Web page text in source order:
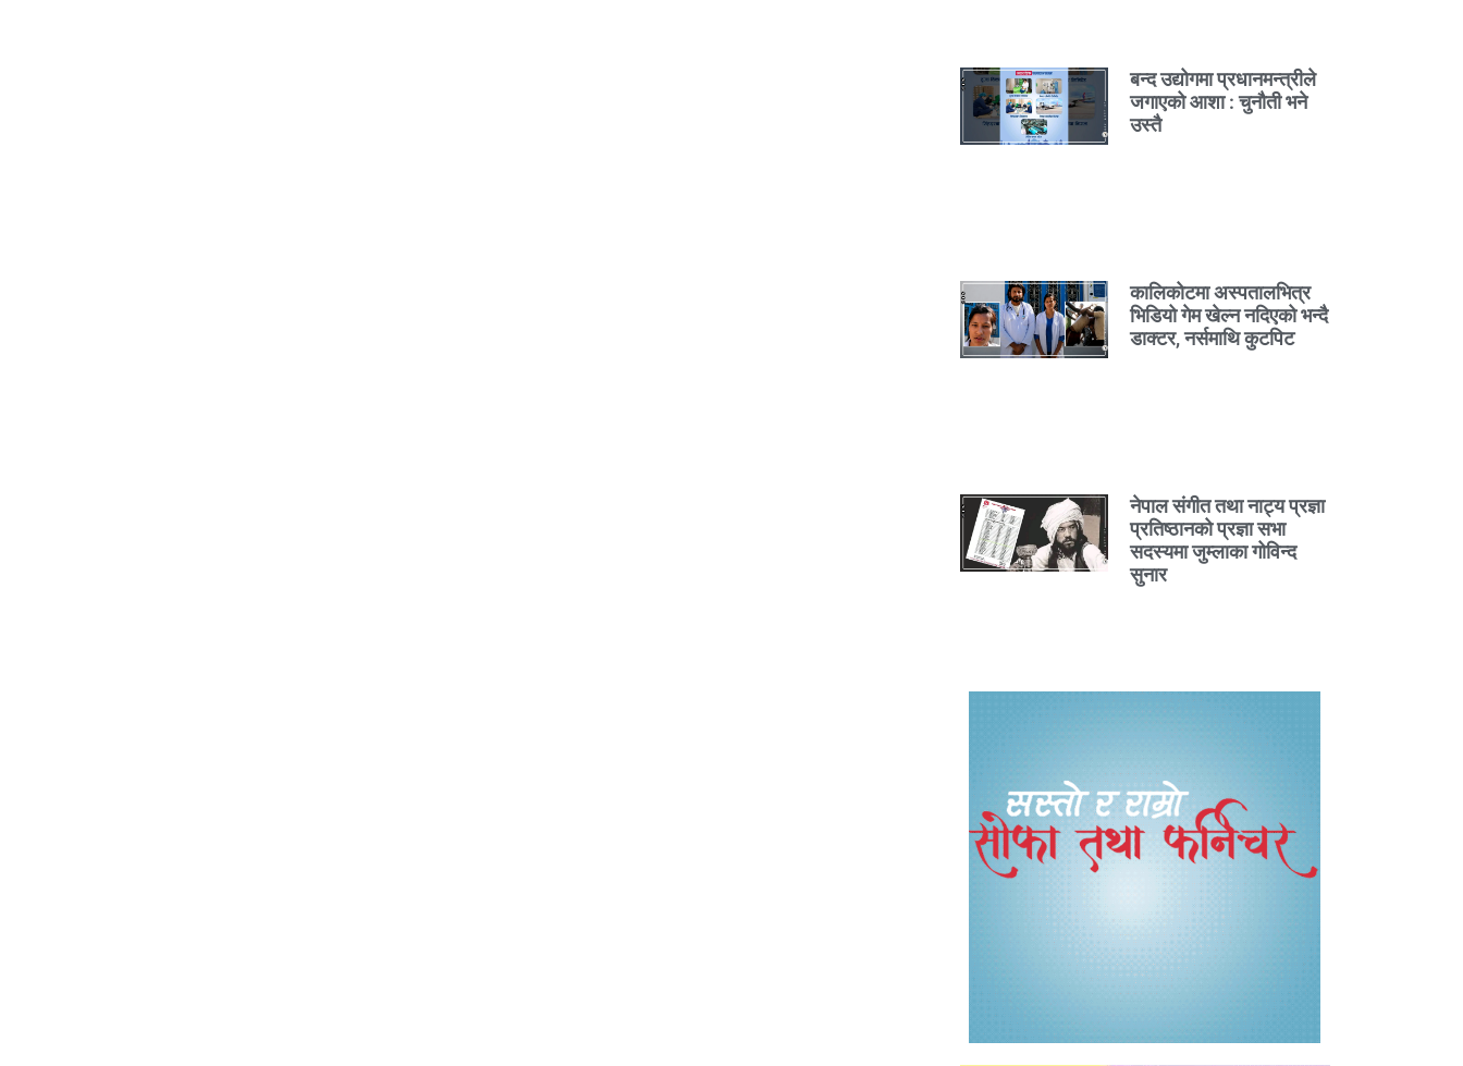
बन्द उद्योगमा प्रधानमन्त्रीले
जगाएको आशा : चुनौती भने
उस्तै
कालिकोटमा अस्पतालभित्र
भिडियो गेम खेल्न नदिएको भन्दै
डाक्टर, नर्समाथि कुटपिट
नेपाल संगीत तथा नाट्य प्रज्ञा
प्रतिष्ठानको प्रज्ञा सभा
सदस्यमा जुम्लाका गोविन्द
सुनार